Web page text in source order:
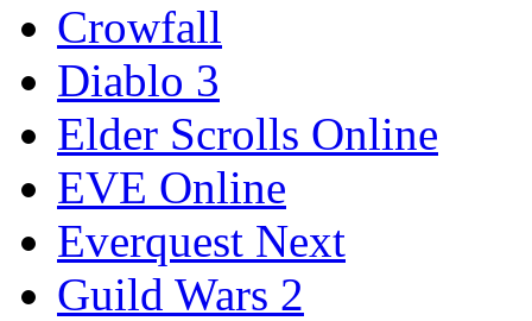
Crowfall
Diablo 3
Elder Scrolls Online
EVE Online
Everquest Next
Guild Wars 2